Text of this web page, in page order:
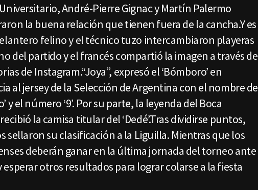
André-Pierre Gignac y Martín Palermo
la buena relación que tienen fuera de la cancha.Y es
felino y el técnico tuzo intercambiaron playeras
del partido y el francés compartió la imagen a través de
de Instagram.“Joya”, expresó el ‘Bómboro’ en
al jersey de la Selección de Argentina con el nombre de
y el número ‘9’. Por su parte, la leyenda del Boca
la camisa titular del ‘Dedé’.Tras dividirse puntos,
sellaron su clasificación a la Liguilla. Mientras que los
deberán ganar en la última jornada del torneo ante
esperar otros resultados para lograr colarse a la fiesta